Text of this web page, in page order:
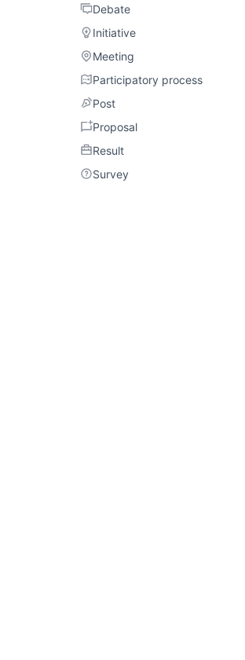
DebateDebate
Initiative
Initiative
Meeting
Meeting
Participatory process
Participatory process
PostPost
Proposal
Proposal
ResultResult
SurveySurvey